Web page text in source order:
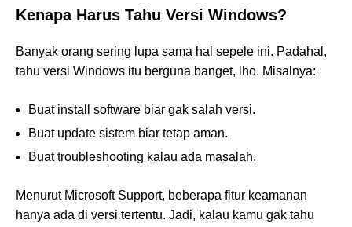
Kenapa Harus Tahu Versi Windows?
Banyak orang sering lupa sama hal sepele ini. Padahal,
tahu versi Windows itu berguna banget, lho. Misalnya:
Buat install software biar gak salah versi.
Buat update sistem biar tetap aman.
Buat troubleshooting kalau ada masalah.
Menurut Microsoft Support, beberapa fitur keamanan
hanya ada di versi tertentu. Jadi, kalau kamu gak tahu